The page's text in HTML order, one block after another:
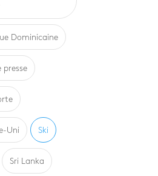
Dominicaine
presse
Uni Ski
Sri Lanka